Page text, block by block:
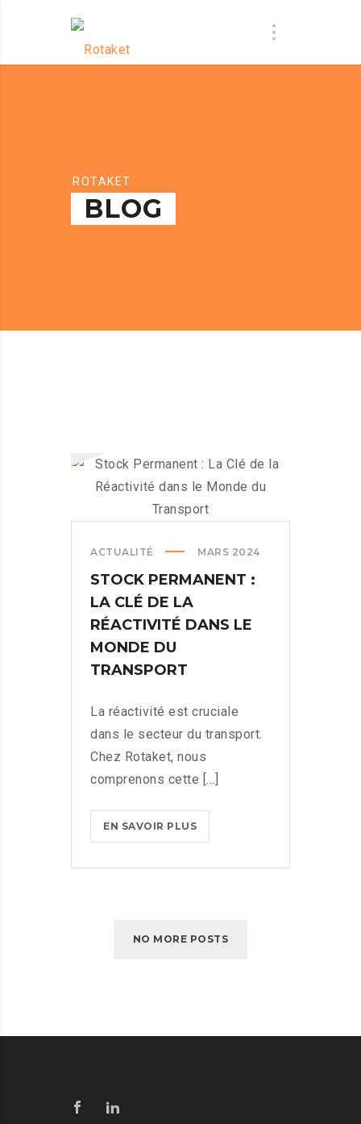
ROTAKET
BLOG
ACTUALITÉ MARS 2024
STOCK PERMANENT :
LA CLÉ DE LA
RÉACTIVITÉ DANS LE
MONDE DU
TRANSPORT
La réactivité est cruciale
dans le secteur du transport.
Chez Rotaket, nous
comprenons cette [...]
EN SAVOIR PLUS
NO MORE POSTS